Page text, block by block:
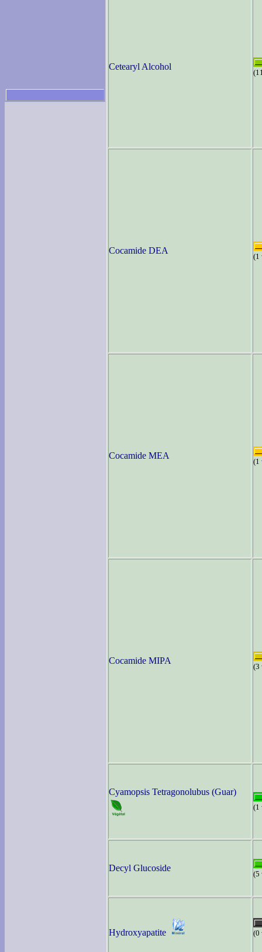
Cetearyl Alcohol
Cocamide DEA
(1
Cocamide MEA
(1
Cocamide MIPA
(3
Cyamopsis Tetragonolubus (Guar)
(1
Decyl Glucoside
(5
Hydroxyapatite (0